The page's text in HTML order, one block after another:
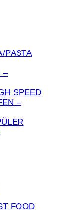
PASTA
–
SPEED
–
FOOD